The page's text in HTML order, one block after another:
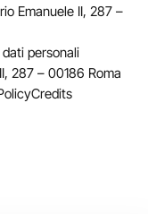
Emanuele II, 287 –
personali
287 – 00186 Roma
Credits